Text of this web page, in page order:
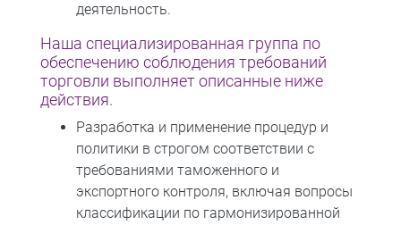
деятельность.
Наша специализированная группа по
обеспечению соблюдения требований
торговли выполняет описанные ниже
действия.
Разработка и применение процедур и
политики в строгом соответствии с
требованиями таможенного и
экспортного контроля, включая вопросы
классификации по гармонизированной